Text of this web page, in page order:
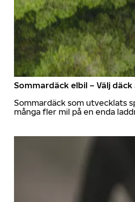
Sommardäck elbil – Välj
Sommardäck som utvecklats
många fler mil på en enda